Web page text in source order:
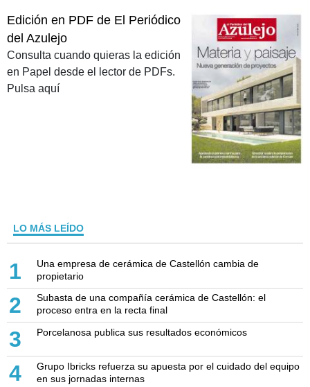
Edición en PDF de El Periódico
del Azulejo
Consulta cuando quieras la edición
en Papel desde el lector de PDFs.
Pulsa aquí
LO MÁS LEÍDO
1
Una empresa de cerámica de Castellón cambia de
propietario
2
Subasta de una compañía cerámica de Castellón: el
proceso entra en la recta final
3 Porcelanosa publica sus resultados económicos
4
Grupo Ibricks refuerza su apuesta por el cuidado del equipo
en sus jornadas internas